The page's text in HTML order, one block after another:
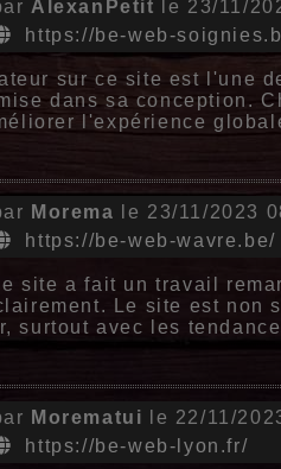
AlexanPetit le 23/11/
https://be-web-
sur ce site est l'une
dans sa conception.
l'expérience
Morema le 23/11/2023
https://be-web-wavre.be/
site a fait un travail
Le site est non
surtout avec les
Morematui le 22/11/
https://be-web-lyon.fr/